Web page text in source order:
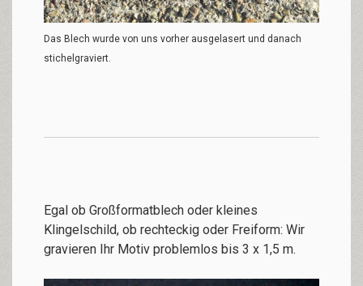
Das Blech wurde von uns vorher ausgelasert und danach
stichelgraviert.
Egal ob Großformatblech oder kleines
Klingelschild, ob rechteckig oder Freiform: Wir
gravieren Ihr Motiv problemlos bis 3 x 1,5 m.